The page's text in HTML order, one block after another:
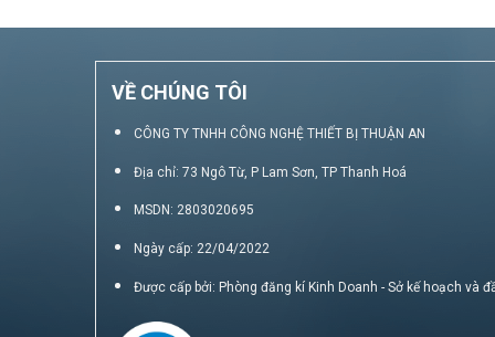
VỀ CHÚNG TÔI
CÔNG TY TNHH CÔNG NGHỆ THIẾT BỊ THUẬN AN
Địa chỉ: 73 Ngô Từ, P Lam Sơn, TP Thanh Hoá
MSDN: 2803020695
Ngày cấp: 22/04/2022
Được cấp bởi: Phòng đăng kí Kinh Doanh - Sở kế hoạch và